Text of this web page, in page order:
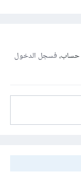
حساب،فسجل الدخول